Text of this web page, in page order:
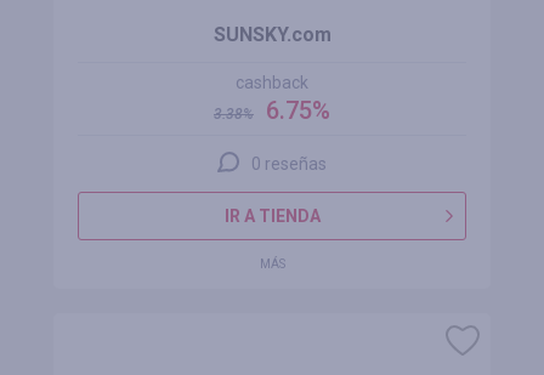
SUNSKY.com
cashback
3.38% 6.75%
0 reseñas
IR A TIENDA
MÁS